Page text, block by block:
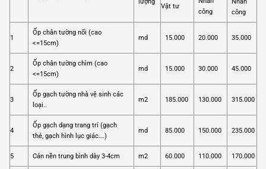
lượng
Nhân
công
Vật tư
công
1
Ốp chân tường nổi (cao
<=15cm)
md 15.000 20.000 35.000
2
Ốp chân tường chìm (cao
<=15cm)
md 15.000 30.000 45.000
3
Ốp gạch tường nhà vệ sinh các
loại..
m2 185.000 130.000 315.000
4
Ốp gạch dạng trang trí (gạch
thẻ, gạch hình lục giác….)
md 85.000 150.000 235.000
5 Cán nền trung bình dày 3-4cm m2 60.000 110.000 170.000